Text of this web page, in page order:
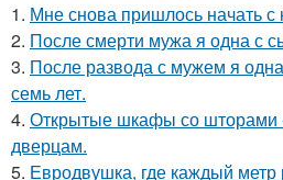
1. Мне снова пришлось начать
2. После смерти мужа я одна с
3. После развода с мужем я
семь лет.
4. Открытые шкафы со шторами
дверцам.
5. Евродвушка, где каждый метр